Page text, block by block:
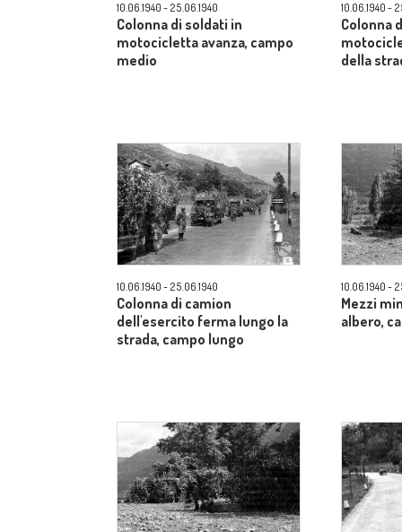
10.06.1940 - 25.06.1940
Colonna di soldati in
motocicletta avanza, campo
medio
10.06.1940 -
Colonna
della
10.06.1940 - 25.06.1940
Colonna di camion
dell'esercito ferma lungo la
strada, campo lungo
10.06.1940 -
Mezzi
albero,